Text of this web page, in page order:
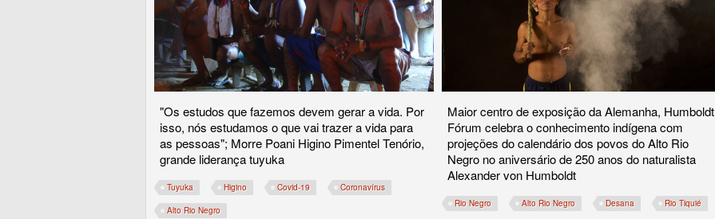
"Os estudos que fazemos devem gerar a vida. Por
isso, nós estudamos o que vai trazer a vida para
as pessoas"; Morre Poani Higino Pimentel Tenório,
grande liderança tuyuka
Tuyuka Higino Covid-19 Coronavírus
Alto Rio Negro
Maior centro de exposição da Alemanha, Humboldt
Fórum celebra o conhecimento indígena com
projeções do calendário dos povos do Alto Rio
Negro no aniversário de 250 anos do naturalista
Alexander von Humboldt
Rio Negro Alto Rio Negro Desana Rio Tiquié